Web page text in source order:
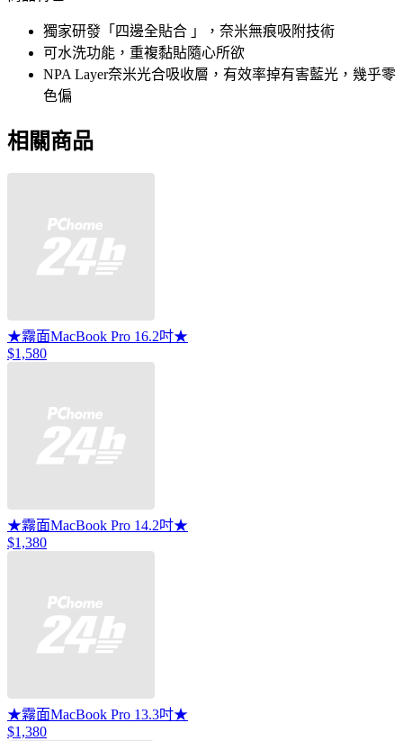
獨家研發「四邊全貼合 」，奈米無痕吸附技術
可水洗功能，重複黏貼隨心所欲
NPA Layer奈米光合吸收層，有效率掉有害藍光，幾乎零
色偏
相關商品
★霧面MacBook Pro 16.2吋★
$1,580
★霧面MacBook Pro 14.2吋★
$1,380
★霧面MacBook Pro 13.3吋★
$1,380